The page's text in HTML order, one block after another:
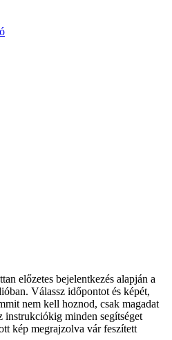
előzetes bejelentkezés alapján a
Válassz időpontot és képét,
nem kell hoznod, csak magadat
instrukciókig minden segítséget
kép megrajzolva vár feszített